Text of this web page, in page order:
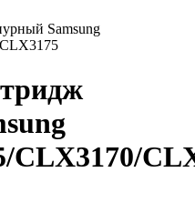
Samsung
CLX3170/